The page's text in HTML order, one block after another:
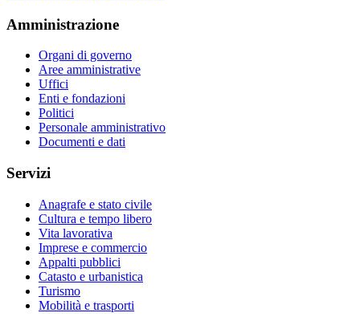
Amministrazione
Organi di governo
Aree amministrative
Uffici
Enti e fondazioni
Politici
Personale amministrativo
Documenti e dati
Servizi
Anagrafe e stato civile
Cultura e tempo libero
Vita lavorativa
Imprese e commercio
Appalti pubblici
Catasto e urbanistica
Turismo
Mobilità e trasporti